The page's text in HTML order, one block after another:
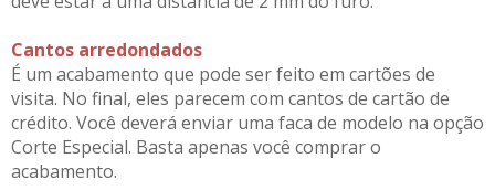
Cantos arredondados
É um acabamento que pode ser feito em cartões de
visita. No final, eles parecem com cantos de cartão de
crédito. Você deverá enviar uma faca de modelo na opção
Corte Especial. Basta apenas você comprar o
acabamento.